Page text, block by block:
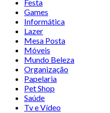
Festa
Games
Informática
Lazer
Mesa Posta
Móveis
Mundo Beleza
Organização
Papelaria
Pet Shop
Saúde
Tv e Vídeo